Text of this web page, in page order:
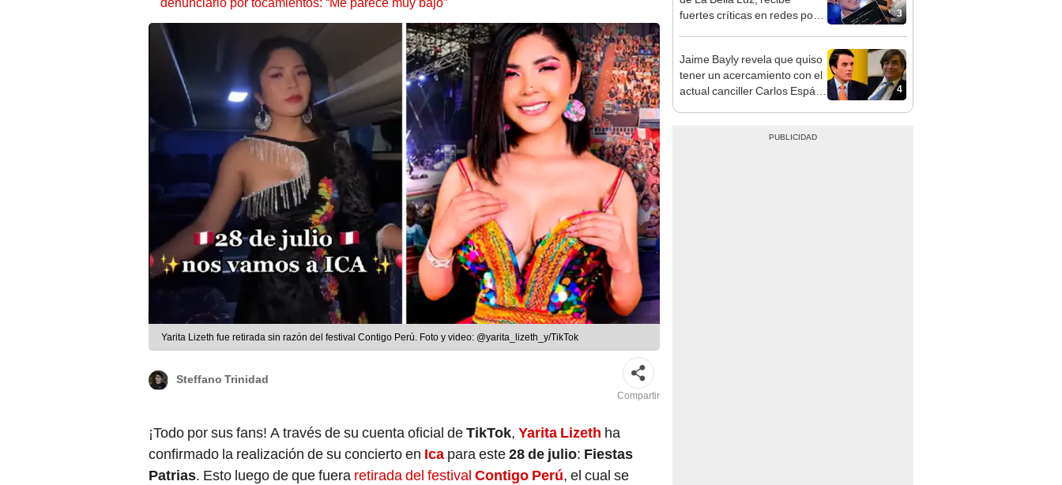
Yarita Lizeth fue retirada sin razón del festival Contigo Perú. Foto y video: @yarita_lizeth_y/TikTok
Steffano Trinidad
Compartir
¡Todo por sus fans! A través de su cuenta oficial deTikTok, Yarita Lizeth ha
confirmado la realización de su concierto en Ica para este28 de julio: Fiestas
Patrias. Esto luego de que fuera retirada del festival Contigo Perú, el cual se
3
fuertes críticas en redes por
4
Jaime Bayly revela que quiso
tener un acercamiento con el
actual canciller Carlos Espá y